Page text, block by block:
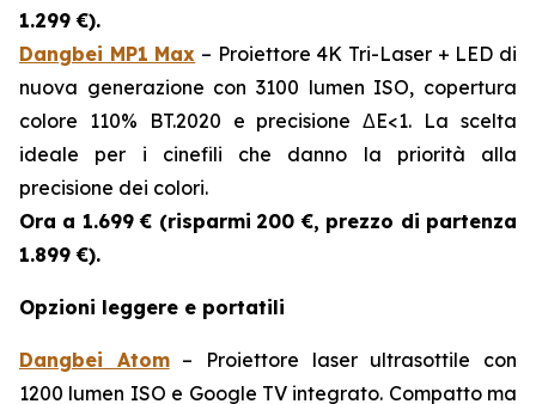
1.299 €).
Dangbei MP1 Max – Proiettore 4K Tri-Laser + LED di
nuova generazione con 3100 lumen ISO, copertura
colore 110% BT.2020 e precisione ΔE<1. La scelta
ideale per i cinefili che danno la priorità alla
precisione dei colori.
Ora a 1.699 € (risparmi 200 €, prezzo di partenza
1.899 €).
Opzioni leggere e portatili
Dangbei Atom– Proiettore laser ultrasottile con
1200 lumen ISO e Google TV integrato. Compatto ma